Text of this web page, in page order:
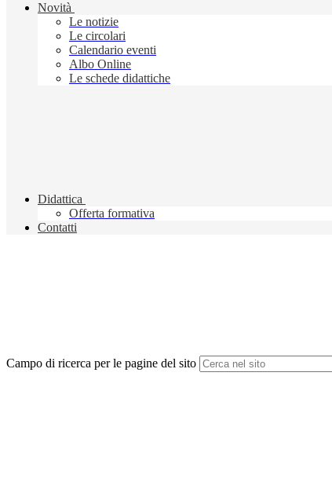
Novità
Le notizie
Le circolari
Calendario eventi
Albo Online
Le schede didattiche
Didattica
Offerta formativa
Contatti
Campo di ricerca per le pagine del sito